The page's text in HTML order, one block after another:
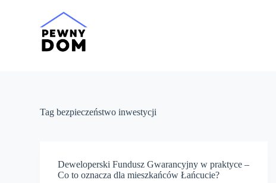
Tag bezpieczeństwo inwestycji
Deweloperski Fundusz Gwarancyjny w praktyce –
Co to oznacza dla mieszkańców Łańcucie?